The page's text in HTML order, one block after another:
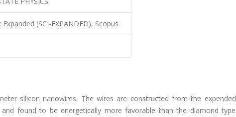
(SCI-EXPANDED), Scopus
silicon nanowires. The wires are constructed from the expended
found to be energetically more favorable than the diamond type